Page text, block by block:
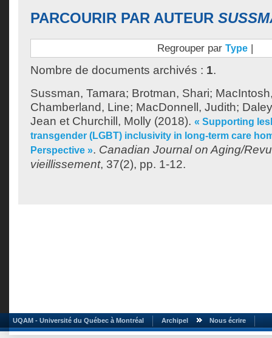
PARCOURIR PAR AUTEUR
Regrouper par Type |
Nombre de documents archivés : 1.
Sussman, Tamara; Brotman, Shari;
Chamberland, Line; MacDonnell, Judith;
Jean et Churchill, Molly (2018). « Supporting
transgender (LGBT) inclusivity in long-term care
Perspective ». Canadian Journal on Aging/
vieillissement, 37(2), pp. 1-12.
UQAM - Université du Québec à Montréal Archipel Nous écrire